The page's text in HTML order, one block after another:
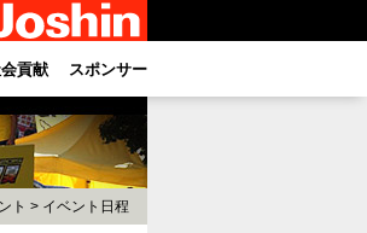
貢献 スポンサー
ト > イベント日程